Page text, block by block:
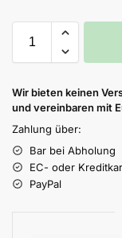
Wir bieten keinen
und vereinbaren mit
Zahlung über:
Bar bei Abholung
EC- oder
PayPal